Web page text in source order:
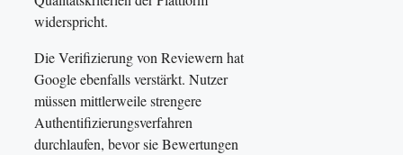
widerspricht.
Die Verifizierung von Reviewern hat
Google ebenfalls verstärkt. Nutzer
müssen mittlerweile strengere
Authentifizierungsverfahren
durchlaufen, bevor sie Bewertungen